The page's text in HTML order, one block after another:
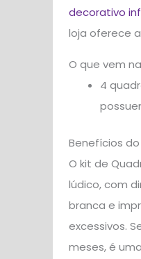
decorativo
loja oferece
O que vem
4
Benefícios
O kit de
lúdico, com
branca e
excessivos.
meses, é